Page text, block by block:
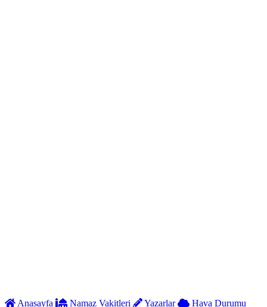
Anasayfa Namaz Vakitleri Yazarlar Hava Durumu